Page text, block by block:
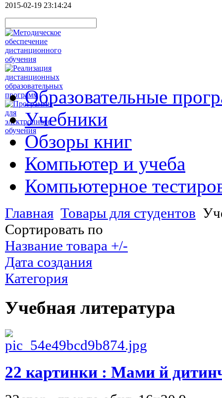
2015-02-19 23:14:24
Образовательные
Учебники
Обзоры книг
Компьютер и учеба
Компьютерное
Главная Товары для студентов
Сортировать по
Название товара +/-
Дата создания
Категория
Учебная литература
22 картинки : Мами й